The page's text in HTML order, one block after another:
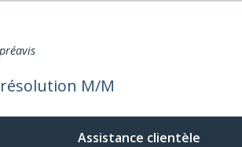
M/M
Assistance clientèle